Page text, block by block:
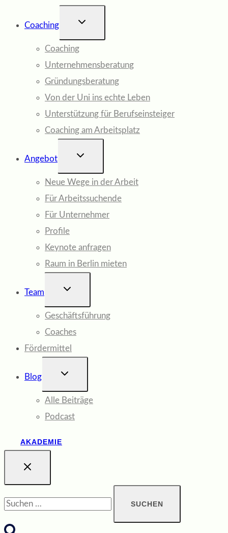
Coaching
UNTERMENÜ
Coaching
Unternehmensberatung
Gründungsberatung
Von der Uni ins echte Leben
Unterstützung für Berufseinsteiger
Coaching am Arbeitsplatz
Angebot
UNTERMENÜ
Neue Wege in der Arbeit
Für Arbeitssuchende
Für Unternehmer
Profile
Keynote anfragen
Raum in Berlin mieten
Team
UNTERMENÜ
Geschäftsführung
Coaches
Fördermittel
Blog
UNTERMENÜ
Alle Beiträge
Podcast
AKADEMIE
nach: